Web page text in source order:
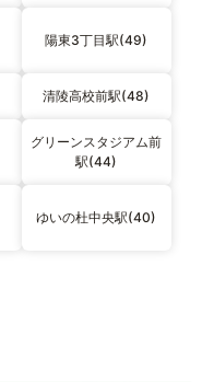
陽東3丁目駅(49)
清陵高校前駅(48)
グリーンスタジアム前
駅(44)
ゆいの杜中央駅(40)